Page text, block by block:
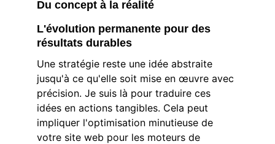
Du concept à la réalité
Une stratégie reste une idée abstraite
jusqu'à ce qu'elle soit mise en œuvre avec
précision. Je suis là pour traduire ces
idées en actions tangibles. Cela peut
impliquer l'optimisation minutieuse de
votre site web pour les moteurs de
L'évolution permanente pour des
résultats durables